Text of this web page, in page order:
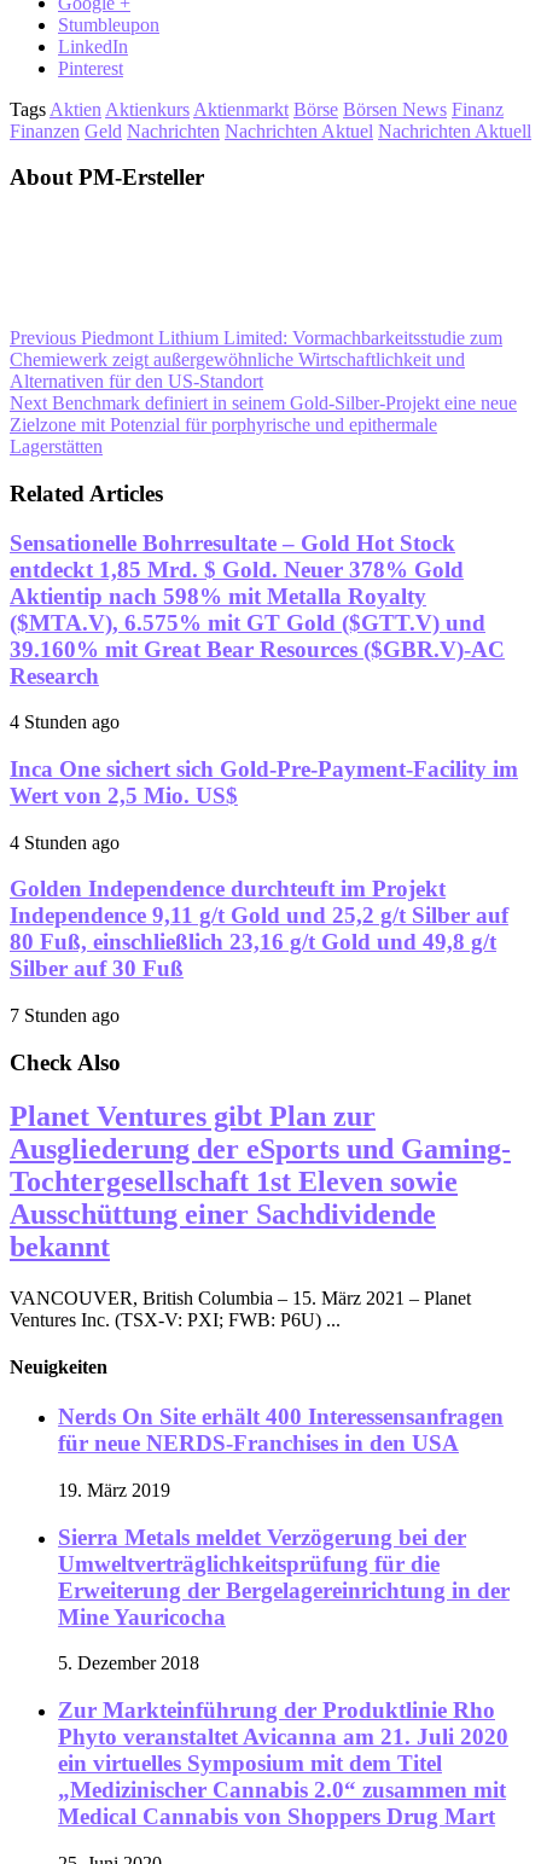
Stumbleupon
LinkedIn
Pinterest
Tags Aktien Aktienkurs Aktienmarkt Börse Börsen News Finanz
Finanzen Geld Nachrichten Nachrichten Aktuel Nachrichten Aktuell
About PM-Ersteller
Previous Piedmont Lithium Limited: Vormachbarkeitsstudie zum
Chemiewerk zeigt außergewöhnliche Wirtschaftlichkeit und
Alternativen für den US-Standort
Next Benchmark definiert in seinem Gold-Silber-Projekt eine neue
Zielzone mit Potenzial für porphyrische und epithermale
Lagerstätten
Related Articles
Sensationelle Bohrresultate – Gold Hot Stock
entdeckt 1,85 Mrd. $ Gold. Neuer 378% Gold
Aktientip nach 598% mit Metalla Royalty
($MTA.V), 6.575% mit GT Gold ($GTT.V) und
39.160% mit Great Bear Resources ($GBR.V)-AC
Research
4 Stunden ago
Inca One sichert sich Gold-Pre-Payment-Facility im
Wert von 2,5 Mio. US$
4 Stunden ago
Golden Independence durchteuft im Projekt
Independence 9,11 g/t Gold und 25,2 g/t Silber auf
80 Fuß, einschließlich 23,16 g/t Gold und 49,8 g/t
Silber auf 30 Fuß
7 Stunden ago
Check Also
Planet Ventures gibt Plan zur
Ausgliederung der eSports und Gaming-
Tochtergesellschaft 1st Eleven sowie
Ausschüttung einer Sachdividende
bekannt
VANCOUVER, British Columbia – 15. März 2021 – Planet
Ventures Inc. (TSX-V: PXI; FWB: P6U) ...
Neuigkeiten
Nerds On Site erhält 400 Interessensanfragen
für neue NERDS-Franchises in den USA
19. März 2019
Sierra Metals meldet Verzögerung bei der
Umweltverträglichkeitsprüfung für die
Erweiterung der Bergelagereinrichtung in der
Mine Yauricocha
5. Dezember 2018
Zur Markteinführung der Produktlinie Rho
Phyto veranstaltet Avicanna am 21. Juli 2020
ein virtuelles Symposium mit dem Titel
„Medizinischer Cannabis 2.0“ zusammen mit
Medical Cannabis von Shoppers Drug Mart